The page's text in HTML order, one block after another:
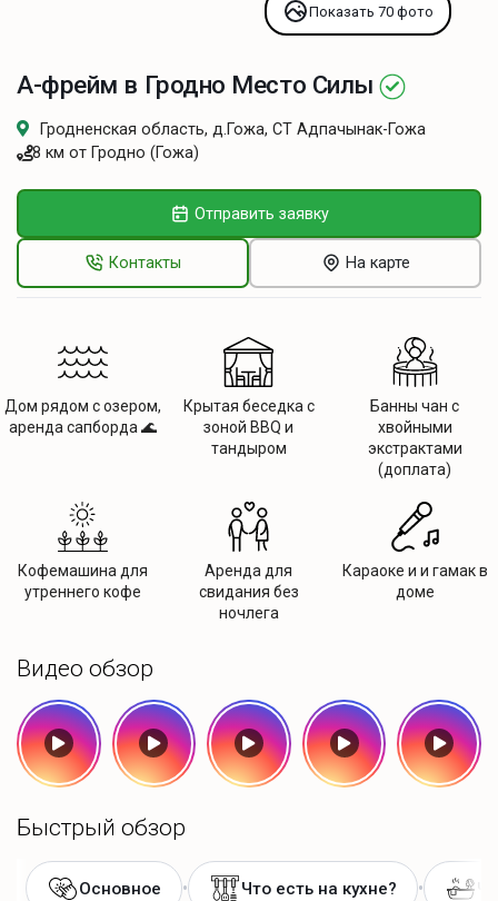
Показать 70 фото
A-фрейм в Гродно Место Силы
Гродненская область, д.Гожа, СТ Адпачынак-Гожа
8 км от Гродно (Гожа)
Отправить заявку
Контакты На карте
Дом рядом с озером,
аренда сапборда 🌊
Крытая беседка с
зоной BBQ и
тандыром
Банны чан с
хвойными
экстрактами
(доплата)
Кофемашина для
утреннего кофе
Аренда для
свидания без
ночлега
Караоке и и гамак в
доме
Видео обзор
Быстрый обзор
Основное • Что есть на кухне? •